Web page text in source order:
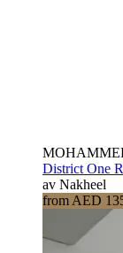
District One
av Nakheel
from AED